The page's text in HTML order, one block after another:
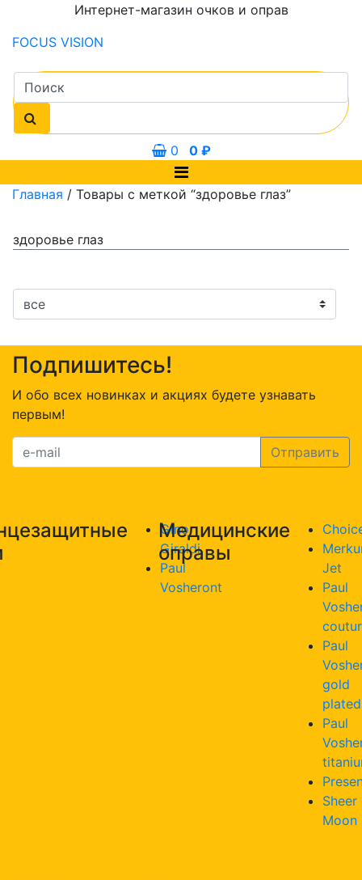
Интернет-магазин очков и оправ
FOCUS VISION
0 0 ₽
Главная / Товары с меткой “здоровье глаз”
здоровье глаз
Подпишитесь!
И обо всех новинках и акциях будете узнавать
первым!
Gino
Giraldi
Paul
Vosheront
Медицинские
оправы
Jet
Paul
Paul
gold
plated
Paul
Sheer
Moon